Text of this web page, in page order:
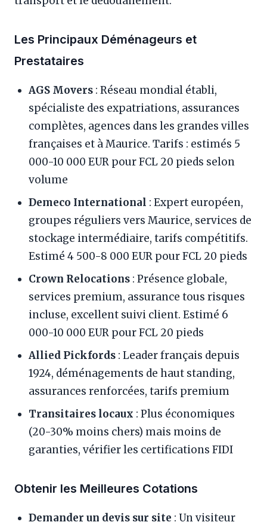
Les Principaux Déménageurs et
Prestataires
AGS Movers : Réseau mondial établi,
spécialiste des expatriations, assurances
complètes, agences dans les grandes villes
françaises et à Maurice. Tarifs : estimés 5
000-10 000 EUR pour FCL 20 pieds selon
volume
Demeco International : Expert européen,
groupes réguliers vers Maurice, services de
stockage intermédiaire, tarifs compétitifs.
Estimé 4 500-8 000 EUR pour FCL 20 pieds
Crown Relocations : Présence globale,
services premium, assurance tous risques
incluse, excellent suivi client. Estimé 6
000-10 000 EUR pour FCL 20 pieds
Allied Pickfords : Leader français depuis
1924, déménagements de haut standing,
assurances renforcées, tarifs premium
Transitaires locaux : Plus économiques
(20-30% moins chers) mais moins de
garanties, vérifier les certifications FIDI
Obtenir les Meilleures Cotations
Demander un devis sur site : Un visiteur